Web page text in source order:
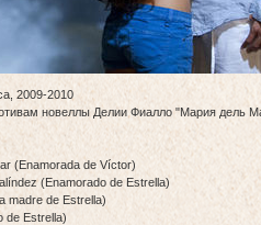
2009-2010
новеллы Делии Фиалло "Мария дель
(Enamorada de Víctor)
(Enamorado de Estrella)
madre de Estrella)
de Estrella)